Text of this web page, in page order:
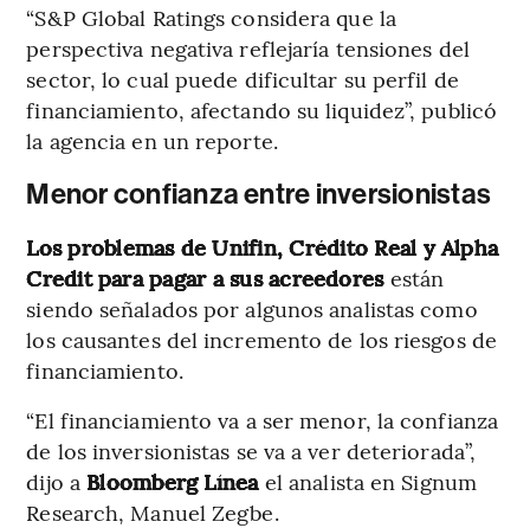
“S&P Global Ratings considera que la
perspectiva negativa reflejaría tensiones del
sector, lo cual puede dificultar su perfil de
financiamiento, afectando su liquidez”, publicó
la agencia en un reporte.
Menor confianza entre inversionistas
Los problemas de Unifin, Crédito Real y Alpha
Credit para pagar a sus acreedoresestán
siendo señalados por algunos analistas como
los causantes del incremento de los riesgos de
financiamiento.
“El financiamiento va a ser menor, la confianza
de los inversionistas se va a ver deteriorada”,
dijo a Bloomberg Líneael analista en Signum
Research, Manuel Zegbe.